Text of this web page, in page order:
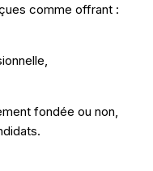
comme offrant :
fondée ou non,